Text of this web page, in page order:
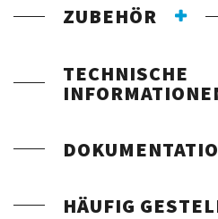
ZUBEHÖR
TECHNISCHE
HÄUFIG